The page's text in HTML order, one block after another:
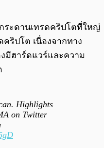
กระดานเทรดคริปโตที่ใหญ่
ริปโต เนื่องจากทาง
มีฮาร์ดแวร์และความ
Highlights
on Twitter